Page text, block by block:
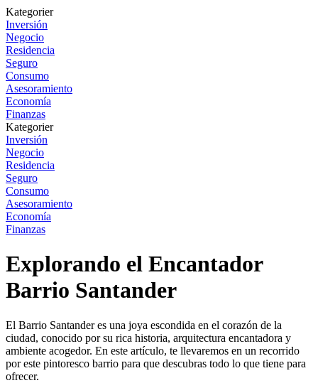
Kategorier
Inversión
Negocio
Residencia
Seguro
Consumo
Asesoramiento
Economía
Finanzas
Kategorier
Inversión
Negocio
Residencia
Seguro
Consumo
Asesoramiento
Economía
Finanzas
Explorando el Encantador
Barrio Santander
El Barrio Santander es una joya escondida en el corazón de la
ciudad, conocido por su rica historia, arquitectura encantadora y
ambiente acogedor. En este artículo, te llevaremos en un recorrido
por este pintoresco barrio para que descubras todo lo que tiene para
ofrecer.